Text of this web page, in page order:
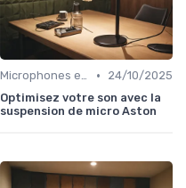
Microphones et préamplis •
24/10/2025
Optimisez votre son avec la
suspension de micro Aston